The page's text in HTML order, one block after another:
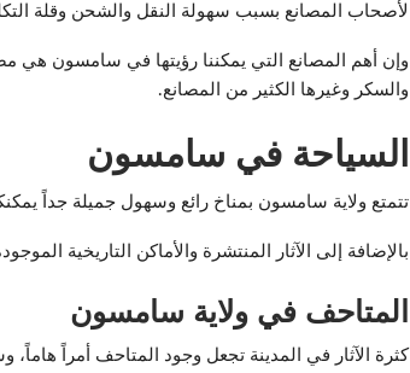
لأصحاب المصانع بسبب سهولة النقل والشحن وقلة
وإن أهم المصانع التي يمكننا رؤيتها في سامسون هي
والسكر وغيرها الكثير من المصانع.
السياحة في سامسون
تتمتع ولاية سامسون بمناخ رائع وسهول جميلة جداً
بالإضافة إلى الآثار المنتشرة والأماكن التاريخية
المتاحف في ولاية سامسون
كثرة الآثار في المدينة تجعل وجود المتاحف أمراً